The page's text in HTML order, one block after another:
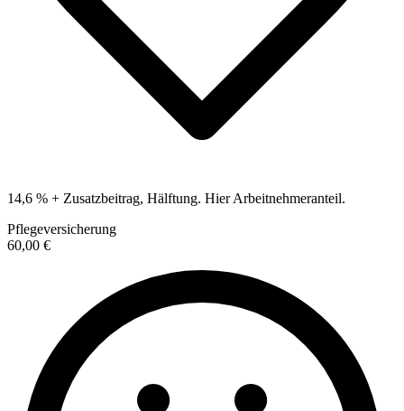
14,6 % + Zusatzbeitrag, Hälftung. Hier Arbeitnehmeranteil.
Pflegeversicherung
60,00 €